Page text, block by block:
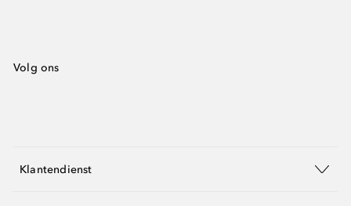
Volg ons
Klantendienst